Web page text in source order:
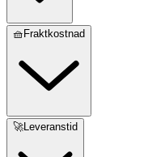
🧺Fraktkostnad
🚀Leveranstid